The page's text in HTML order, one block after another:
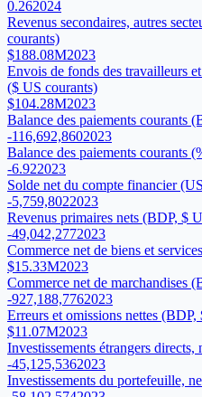
0.262024
Revenus secondaires, autres
courants)
$188.08M2023
Envois de fonds des travailleurs
($ US courants)
$104.28M2023
Balance des paiements courants
-116,692,8602023
Balance des paiements courants
-6.922023
Solde net du compte financier
-5,759,8022023
Revenus primaires nets (BDP, $
-49,042,2772023
Commerce net de biens et
$15.33M2023
Commerce net de marchandises
-927,188,7762023
Erreurs et omissions nettes
$11.07M2023
Investissements étrangers
-45,125,5362023
Investissements du portefeuille,